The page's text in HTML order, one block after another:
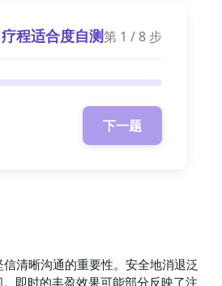
程适合度自测第 1 / 8 步
下一题
清晰沟通的重要性。安全地消退泛
即时的丰盈效果可能部分反映了注